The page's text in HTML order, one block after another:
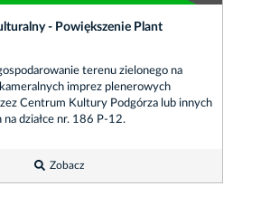
- Powiększenie Plant
terenu zielonego na
imprez plenerowych
Centrum Kultury Podgórza lub innych
działce nr. 186 P-12.
Zobacz